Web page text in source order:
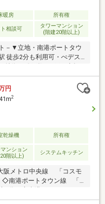
ゴミステーション有■自走
フォーシーズンズ・ガー
、パーティールーム 等
暖房
所有権
相談可
タワーマンション
(階建20階以上)
－▼立地・南港ポートタウ
徒歩2分も利用可・ぺデス
対面式、食洗機・ディスポ
随所に収納有・2024年8月ク
イレ）・アルコーブ部分に
米／無償／専有部分に含ま
グ)▼周辺環境・セブンイレ
徒歩2分(約90m)■ ご希望の
ます ━━━━━・・・物件の
問い合わせください。
円
2
乾燥機 所有権
ンション
階以上)
システムキッチン
メトロ中央線 「コスモ
南港ポートタウン線 「
」駅 徒歩10分■食器洗浄